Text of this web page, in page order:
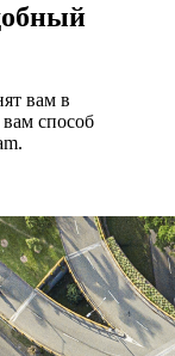
вам в
способ